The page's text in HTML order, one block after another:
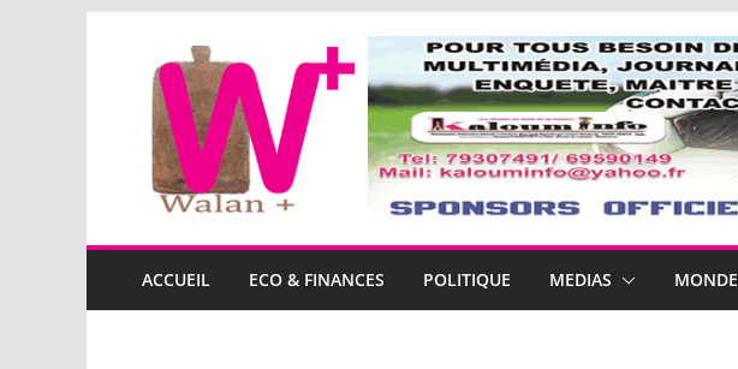
contenu
ACCUEIL ECO & FINANCES POLITIQUE MEDIAS MONDE